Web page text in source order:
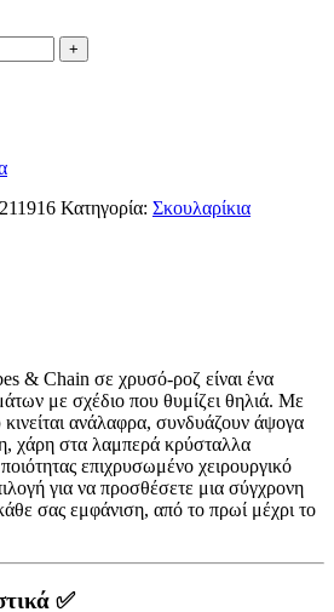
Κατηγορία: Σκουλαρίκια
& Chain σε χρυσό-ροζ είναι ένα
με σχέδιο που θυμίζει θηλιά. Με
ανάλαφρα, συνδυάζουν άψογα
χάρη στα λαμπερά κρύσταλλα
επιχρυσωμένο χειρουργικό
για να προσθέσετε μια σύγχρονη
σας εμφάνιση, από το πρωί μέχρι το
✅